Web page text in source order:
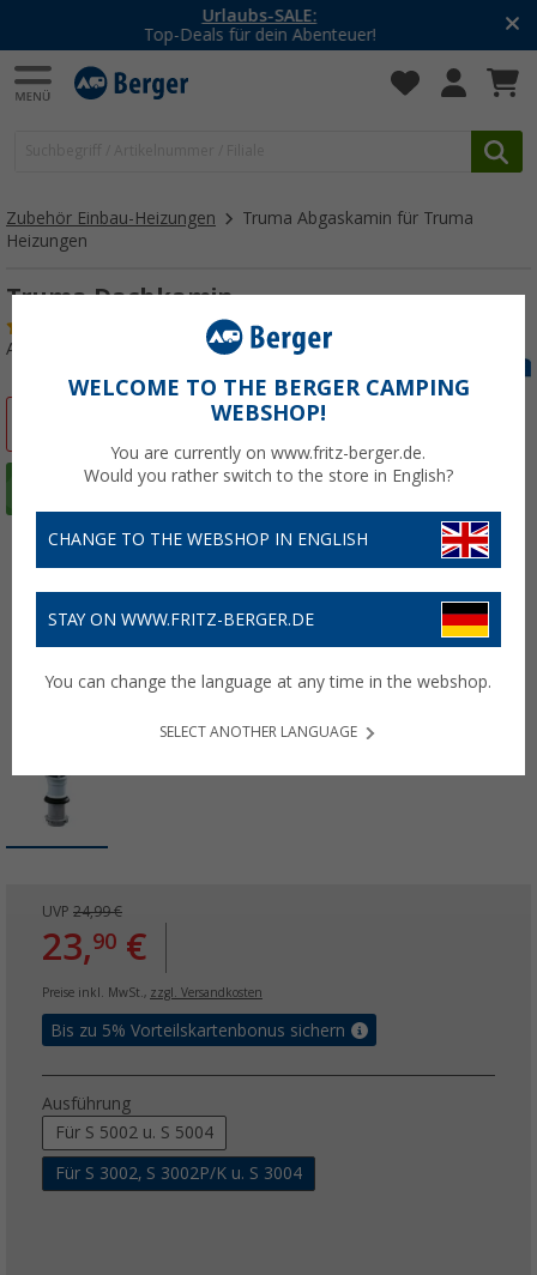
-20% auf Kleidung und Schuhe
Mit dem Aktionscode20SSV
Zubehör Einbau-Heizungen
Truma Abgaskamin für Truma
Heizungen
Truma Dachkamin
Art.-Nr.: 165070
UVP 24,99 €
23,90 €
Preise inkl. MwSt., zzgl. Versandkosten
Bis zu 5% Vorteilskartenbonus sichern
Ausführung
Für S 5002 u. S 5004
Für S 3002, S 3002P/K u. S 3004
WELCOME TO THE BERGER CAMPING
WEBSHOP!
You are currently on www.fritz-berger.de.
Would you rather switch to the store in English?
CHANGE TO THE WEBSHOP IN ENGLISH
STAY ON WWW.FRITZ-BERGER.DE
You can change the language at any time in the webshop.
SELECT ANOTHER LANGUAGE